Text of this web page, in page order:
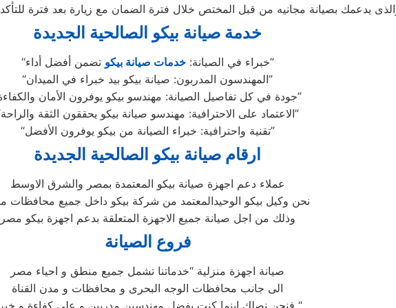
خدمة صيانة بيكو الصالحية الجديدة
“خبراء في الصيانة:خدمات صيانة بيكو
تضمن أفضل أداء”
“المهندسون المدربون: صيانة بيكو بيد خبراء في الميدان”
“جودة في كل تفاصيل الصيانة: مهندسو بيكو يوفرون الأمان والكفاءة”
“الاعتماد على الاحترافية: مهندسو صيانة بيكو يحققون الثقة والراحة”
“تقنية واحترافية: خبراء الصيانة من بيكو يوفرون الأفضل”
ارقام صيانة بيكو الصالحية الجديدة
عملاء دعم اجهزة صيانة بيكو المعتمدة بمصر والشرق الاوسط
نحن وكيل بيكو الوحيدالمعتمد من شركة بيكو داخل جميع محافظات
وذلك من اجل صيانة جميع الاجهزة المتعلقة بدعم اجهزة بيكو مصر
فروع الصيانة
صيانة اجهزة منزلية “خدماتنا تشمل جميع منطق و احياء مصر
الى جانب محافظات الوجه البحرى و محافظات و مدن القناة
فنحن نصلك اينما كنت بفضل مهندسين مدربين و على كفاءة و خبرة “